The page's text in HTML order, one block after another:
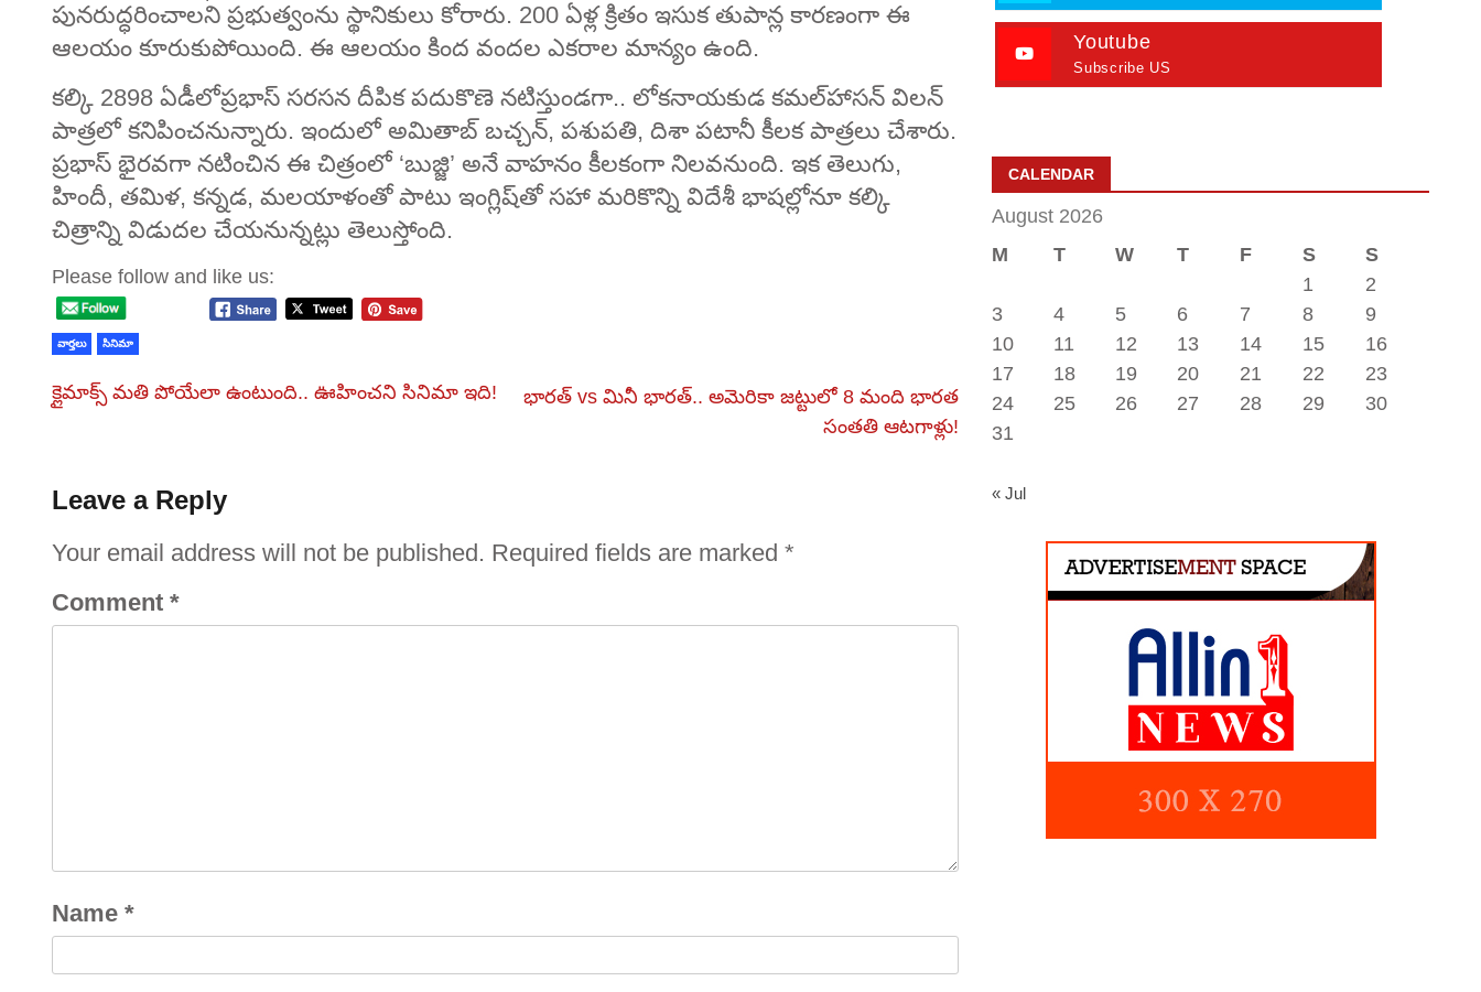
పునరుద్ధరించాలని ప్రభుత్వంను స్థానికులు కోరారు. 200 ఏళ్ల క్రితం ఇసుక తుపాన్ల కారణంగా ఈ
ఆలయం కూరుకుపోయింది. ఈ ఆలయం కింద వందల ఎకరాల మాన్యం ఉంది.
కల్కి 2898 ఏడీలోప్రభాస్ సరసన దీపిక పదుకొణె నటిస్తుండగా.. లోకనాయకుడ కమల్‌హాసన్‌ విలన్‌
పాత్రలో కనిపించనున్నారు. ఇందులో అమితాబ్‌ బచ్చన్‌, పశుపతి, దిశా పటానీ కీలక పాత్రలు చేశారు.
ప్రభాస్‌ భైరవగా నటించిన ఈ చిత్రంలో ‘బుజ్జి’ అనే వాహనం కీలకంగా నిలవనుంది. ఇక తెలుగు,
హిందీ, తమిళ, కన్నడ, మలయాళంతో పాటు ఇంగ్లిష్‌తో సహా మరికొన్ని విదేశీ భాషల్లోనూ కల్కి
చిత్రాన్ని విడుదల చేయనున్నట్లు తెలుస్తోంది.
Please follow and like us:
వార్తలు సినిమా
క్లైమాక్స్‌ మతి పోయేలా ఉంటుంది.. ఊహించని సినిమా ఇది!
భారత్ vs మినీ భారత్.. అమెరికా జట్టులో 8 మంది భారత
సంతతి ఆటగాళ్లు!
Leave a Reply
Your email address will not be published. Required fields are marked *
Comment *
Name *
Youtube
Subscribe US
CALENDAR
August 2026
M
T W T F S
S
1
2
3
4 5 6 7 8
9
10
11 12 13 14 15
16
17
18 19 20 21 22
23
24
25 26 27 28 29
30
31
« Jul